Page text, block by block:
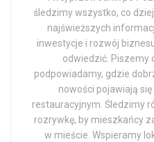
śledzimy wszystko, co
najświeższych
inwestycje i rozwój
odwiedzić. Piszemy
podpowiadamy, gdzie
nowości pojawiają
restauracyjnym. Śledzimy
rozrywkę, by mieszkańcy
w mieście. Wspieramy